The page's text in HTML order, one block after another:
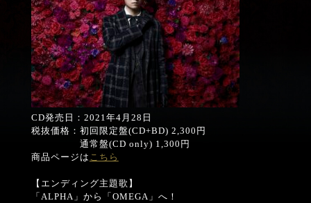
CD発売日：2021年4月28日
税抜価格：初回限定盤(CD+BD) 2,300円
通常盤(CD only) 1,300円
商品ページは こちら
【エンディング主題歌】
「ALPHA」から「OMEGA」へ！